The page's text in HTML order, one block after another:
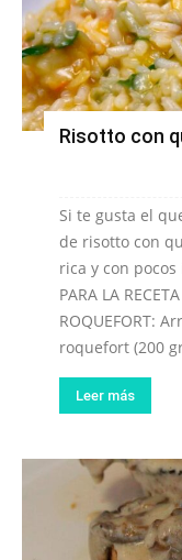
Risotto con
Si te gusta el
de risotto con
rica y con pocos
PARA LA
ROQUEFORT:
roquefort (200
Leer más